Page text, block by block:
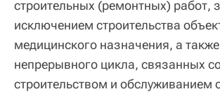
строительных (ремонтных) работ,
исключением строительства
медицинского назначения, а
непрерывного цикла, связанных
строительством и обслуживанием